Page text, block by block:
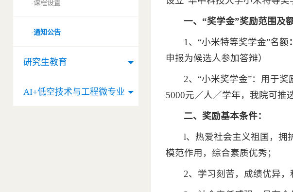
·课程设置
·通知公告
研究生教育
AI+低空技术与工程微专业
一、“奖学金”奖励范围及额
1、“小米特等奖学金”名额
申报为候选人参加答辩）
2、“小米奖学金”：用于
5000元／人／学年，我院可推
二、奖励基本条件：
l、热爱社会主义祖国，拥
模范作用，综合素质优秀；
2、学习刻苦，成绩优异，